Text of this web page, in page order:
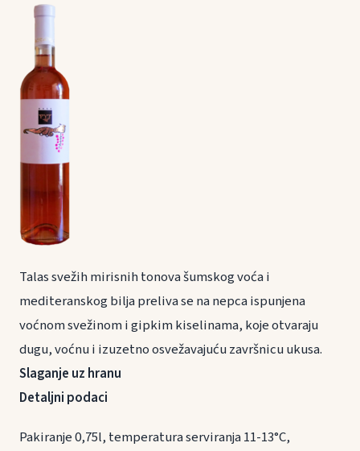
Talas svežih mirisnih tonova šumskog voća i
mediteranskog bilja preliva se na nepca ispunjena
voćnom svežinom i gipkim kiselinama, koje otvaraju
dugu, voćnu i izuzetno osvežavajuću završnicu ukusa.
Slaganje uz hranu
Detaljni podaci
Pakiranje 0,75l, temperatura serviranja 11-13°C,